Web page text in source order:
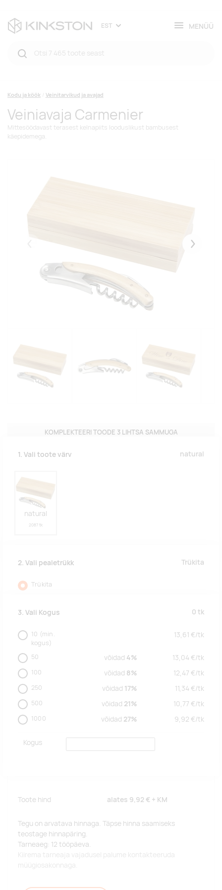
EST MENÜÜ
Kodu ja köök Veinitarvikud ja avajad
Veiniavaja Carmenier
Mittesöödavast terasest kelnapiits looduslikust bambusest
käepidemega.
KOMPLEKTEERI TOODE 3 LIHTSA SAMMUGA
1. Vali toote värv natural
natural
2087 tk
2. Vali pealetrükk Trükita
Trükita
3. Vali Kogus 0 tk
10 (min.
kogus)
13,61 €/tk
50 võidad 4% 13,04 €/tk
100 võidad 8% 12,47 €/tk
250 võidad 17% 11,34 €/tk
500 võidad 21% 10,77 €/tk
1000 võidad 27% 9,92 €/tk
Kogus
Toote hind alates 9,92 € + KM
Tegu on arvatava hinnaga. Täpse hinna saamiseks
teostage hinnapäring.
Tarneaeg: 12 tööpäeva.
Kiirema tarneaja vajadusel palume kontakteeruda
müügiosakonnaga.